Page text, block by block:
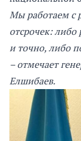
Мы работаем с
отсрочек:
и точно, либо
– отмечает
Елшибаев.